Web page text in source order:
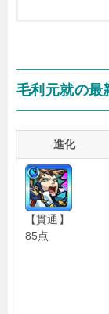
毛利元就の最
進化
【貫通】
85点